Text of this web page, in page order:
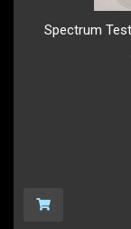
Spectrum